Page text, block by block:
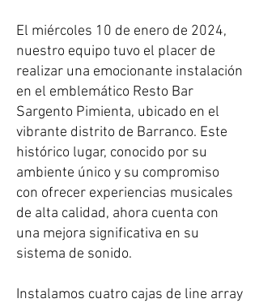
El miércoles 10 de enero de 2024,
nuestro equipo tuvo el placer de
realizar una emocionante instalación
en el emblemático Resto Bar
Sargento Pimienta, ubicado en el
vibrante distrito de Barranco. Este
histórico lugar, conocido por su
ambiente único y su compromiso
con ofrecer experiencias musicales
de alta calidad, ahora cuenta con
una mejora significativa en su
sistema de sonido.
Instalamos cuatro cajas de line array